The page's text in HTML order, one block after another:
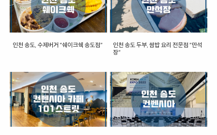
인천 송도, 수제버거 “쉐이크쉑 송도점”
인천 송도 두부, 쌈밥 요리 전문점 ”만석
장“